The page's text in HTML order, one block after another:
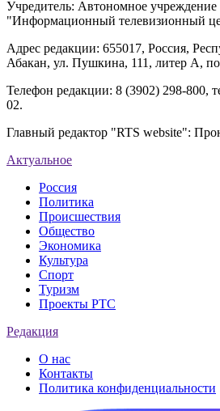
Учредитель: Автономное
"Информационный телевизионный
Адрес редакции: 655017, Россия,
Абакан, ул. Пушкина, 111, литер А,
Телефон редакции: 8 (3902) 298-800,
02.
Главный редактор "RTS website":
Актуальное
Россия
Политика
Происшествия
Общество
Экономика
Культура
Спорт
Туризм
Проекты РТС
Редакция
О нас
Контакты
Политика конфиденциальности